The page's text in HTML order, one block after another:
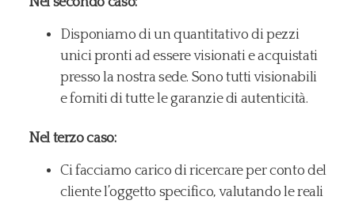
Disponiamo di un quantitativo di pezzi
unici pronti ad essere visionati e acquistati
presso la nostra sede. Sono tutti visionabili
e forniti di tutte le garanzie di autenticità.
Nel terzo caso:
Ci facciamo carico di ricercare per conto del
cliente l’oggetto specifico, valutando le reali